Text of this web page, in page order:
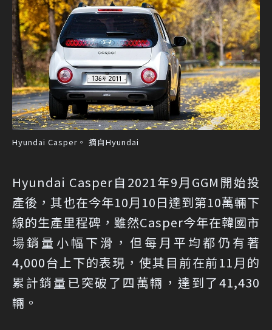
Hyundai Casper。 摘自Hyundai
Hyundai Casper自2021年9月GGM開始投
產後，其也在今年10月10日達到第10萬輛下
線的生產里程碑，雖然Casper今年在韓國市
場銷量小幅下滑，但每月平均都仍有著
4,000台上下的表現，使其目前在前11月的
累計銷量已突破了四萬輛，達到了41,430
輛。